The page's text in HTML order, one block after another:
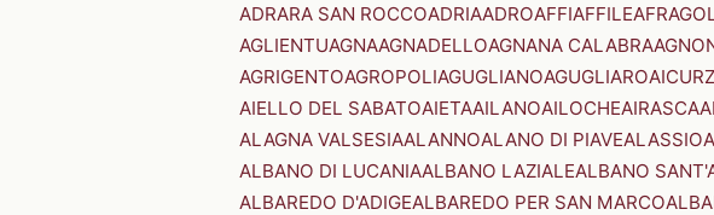
ADRARA SAN ROCCOADRIAADROAFFIAFFILE
AGLIENTUAGNAAGNADELLOAGNANA CALABRA
AGRIGENTOAGROPOLIAGUGLIANOAGUGLIARO
AIELLO DEL SABATOAIETAAILANOAILOCHEAIRASCA
ALAGNA VALSESIAALANNOALANO DI PIAVEALASSIO
ALBANO DI LUCANIAALBANO LAZIALEALBANO
ALBAREDO D'ADIGEALBAREDO PER SAN MARCO